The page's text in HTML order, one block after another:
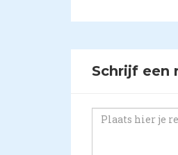
Schrijf een